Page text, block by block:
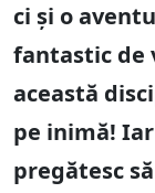
ci și o
fantastic de
această
pe inimă!
pregătesc